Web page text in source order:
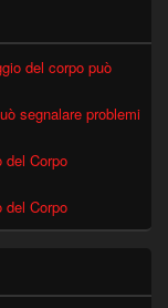
del corpo può
segnalare problemi
del Corpo
del Corpo